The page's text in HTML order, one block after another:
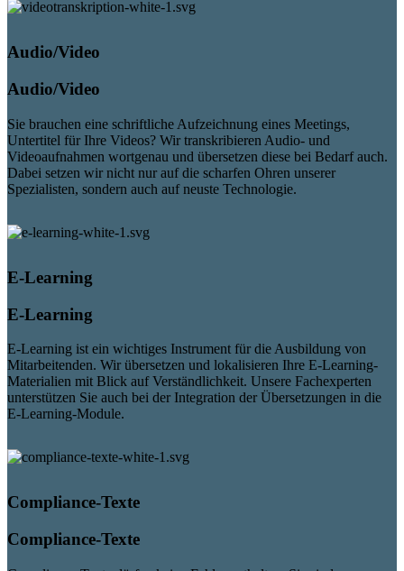
Audio/Video
Audio/Video
Sie brauchen eine schriftliche Aufzeichnung eines Meetings,
Untertitel für Ihre Videos? Wir transkribieren Audio- und
Videoaufnahmen wortgenau und übersetzen diese bei Bedarf auch.
Dabei setzen wir nicht nur auf die scharfen Ohren unserer
Spezialisten, sondern auch auf neuste Technologie.
E-Learning
E-Learning
E-Learning ist ein wichtiges Instrument für die Ausbildung von
Mitarbeitenden. Wir übersetzen und lokalisieren Ihre E-Learning-
Materialien mit Blick auf Verständlichkeit. Unsere Fachexperten
unterstützen Sie auch bei der Integration der Übersetzungen in die
E-Learning-Module.
Compliance-Texte
Compliance-Texte